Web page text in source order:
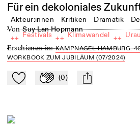
Akteur:innen Kritiken Dramatik
++ Festivals ++ Klimawandel ++
Für ein dekoloniales
von Suy Lan Hopmann
Erschienen in:KAMPNAGEL HAMBURG.
WORKBOOK ZUM JUBILÄUM (07/2024)
Zu Mein-TdZ hinzufügen
Applaudieren
(0) mail